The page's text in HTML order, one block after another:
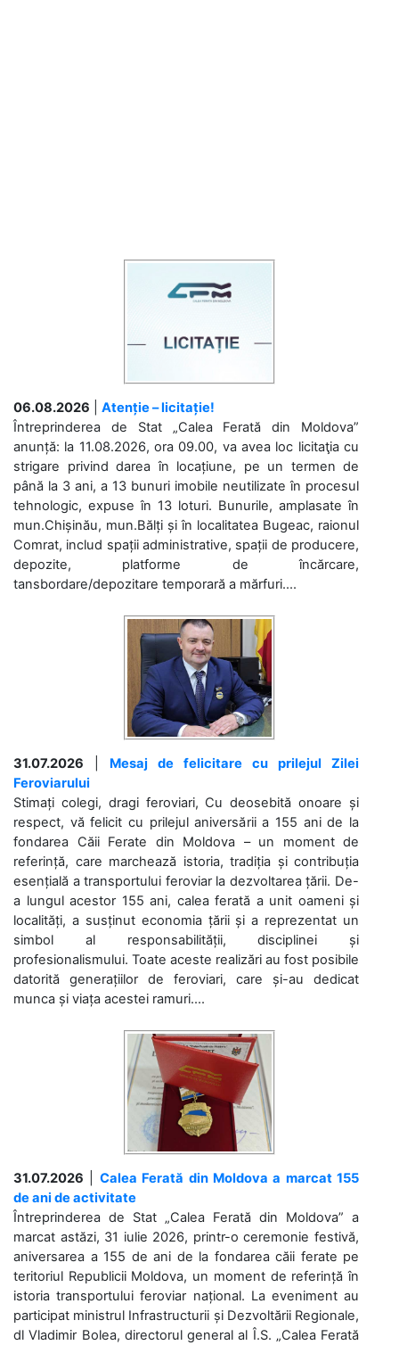
06.08.2026
Atenție – licitație!
Întreprinderea de Stat „Calea Ferată din Moldova”
anunță: la 11.08.2026, ora 09.00, va avea loc licitaţia cu
strigare privind darea în locațiune, pe un termen de
până la 3 ani, a 13 bunuri imobile neutilizate în procesul
tehnologic, expuse în 13 loturi. Bunurile, amplasate în
mun.Chișinău, mun.Bălți și în localitatea Bugeac, raionul
Comrat, includ spații administrative, spații de producere,
depozite, platforme de încărcare,
tansbordare/depozitare temporară a mărfuri....
31.07.2026
Mesaj de felicitare cu prilejul Zilei
Feroviarului
Stimați colegi, dragi feroviari, Cu deosebită onoare și
respect, vă felicit cu prilejul aniversării a 155 ani de la
fondarea Căii Ferate din Moldova – un moment de
referință, care marchează istoria, tradiția și contribuția
esențială a transportului feroviar la dezvoltarea țării. De-
a lungul acestor 155 ani, calea ferată a unit oameni și
localități, a susținut economia țării și a reprezentat un
simbol al responsabilității, disciplinei și
profesionalismului. Toate aceste realizări au fost posibile
datorită generațiilor de feroviari, care și-au dedicat
munca și viața acestei ramuri....
31.07.2026
Calea Ferată din Moldova a marcat 155
de ani de activitate
Întreprinderea de Stat „Calea Ferată din Moldova” a
marcat astăzi, 31 iulie 2026, printr-o ceremonie festivă,
aniversarea a 155 de ani de la fondarea căii ferate pe
teritoriul Republicii Moldova, un moment de referință în
istoria transportului feroviar național. La eveniment au
participat ministrul Infrastructurii și Dezvoltării Regionale,
dl Vladimir Bolea, directorul general al Î.S. „Calea Ferată